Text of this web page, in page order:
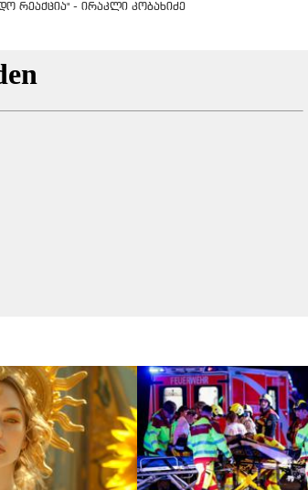
რეაქცია" - ირაკლი კობახიძე